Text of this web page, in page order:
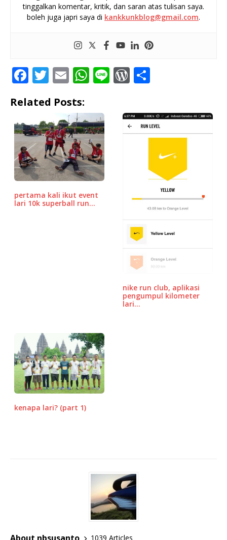
tinggalkan komentar, kritik, dan saran atas tulisan saya.
boleh juga japri saya di kankkunkblog@gmail.com.
F
c
e
b
o
o
k
T
it
te
r
E
ai
l
W
at
s
A
p
p
Li W
r
d
P
ar
e
Related Posts:
pertama kali ikut event
lari 10k superball run…
nike run club, aplikasi
pengumpul kilometer
lari…
kenapa lari? (part 1)
1039 Articles